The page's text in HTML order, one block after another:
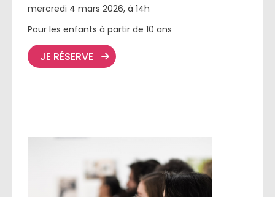
mercredi 4 mars 2026, à 14h
Pour les enfants à partir de 10 ans
JE RÉSERVE